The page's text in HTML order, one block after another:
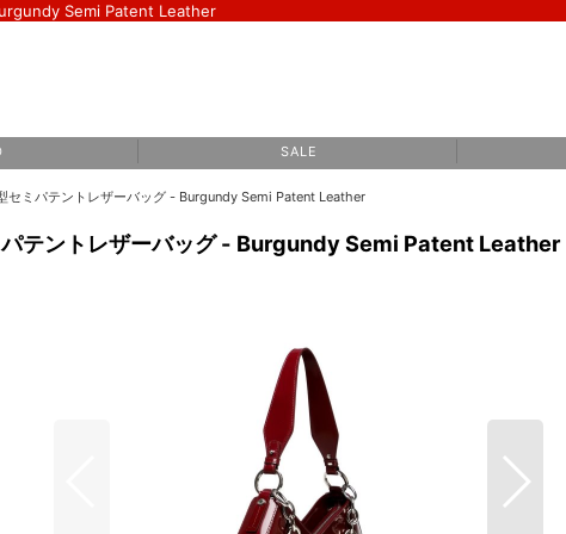
Semi Patent Leather
S A L E
セミパテントレザーバッグ - Burgundy Semi Patent Leather
パテントレザーバッグ - Burgundy Semi Patent Leather